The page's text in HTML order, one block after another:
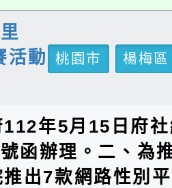
活動
桃園市
楊梅區
年5月15日府
函辦理。二、為
出7款網路性別